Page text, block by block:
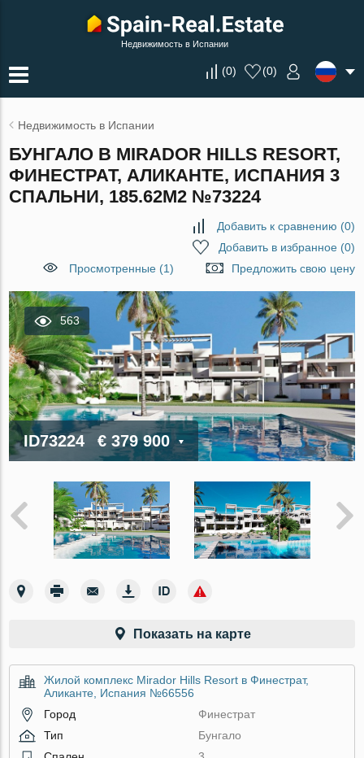
Недвижимость в Испании
(0) (0)
Недвижимость в Испании
БУНГАЛО В MIRADOR HILLS RESORT,
ФИНЕСТРАТ, АЛИКАНТЕ, ИСПАНИЯ 3
СПАЛЬНИ, 185.62М2 №73224
Добавить к сравнению (0)
Добавить в избранное(0)
Просмотренные (1)
Предложить свою цену
563
ID73224 € 379 900
Показать на карте
Жилой комплекс Mirador Hills Resort в Финестрат,
Аликанте, Испания №66556
Город
Финестрат
Тип
Бунгало